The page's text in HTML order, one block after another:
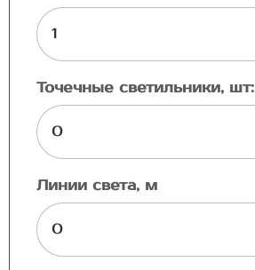
Точечные светильники, шт:
Линии света, м